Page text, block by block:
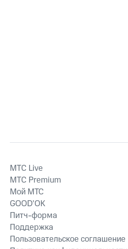
MTС Live
MTС Premium
Мой МТС
GOOD’OK
Питч-форма
Поддержка
Пользовательское соглашение